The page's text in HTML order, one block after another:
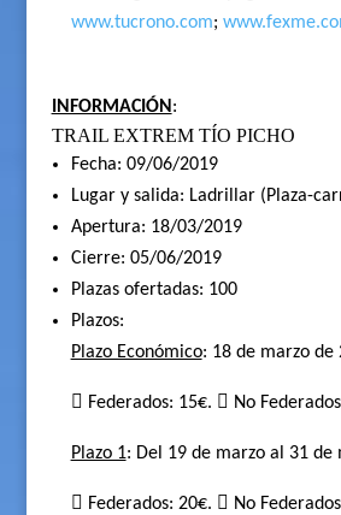
www.tucrono.com;
INFORMACIÓN :
TRAIL EXTREM TÍO PICHO
Fecha: 09/06/2019
Lugar y salida: Ladrillar (Plaza-
Apertura: 18/03/2019
Cierre: 05/06/2019
Plazas ofertadas: 100
Plazos:
Plazo Económico: 18 de marzo de
 Federados: 15€.  No
Plazo 1: Del 19 de marzo al 31 de
 Federados: 20€.  No